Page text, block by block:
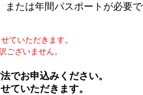
年間パスポートが必要で
ていただきます。
ざいません。
でお申込みください。
ていただきます。